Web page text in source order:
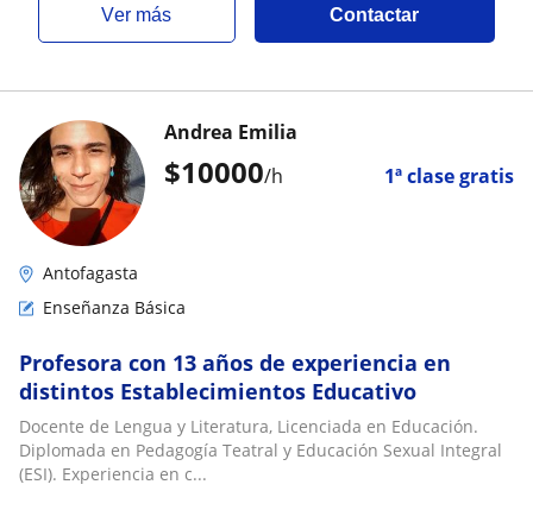
ver más Contactar
$10000/h 1ª clase gratis
Andrea Emilia
Antofagasta
Enseñanza Básica
Profesora con 13 años de experiencia en
distintos Establecimientos Educativo
Docente de Lengua y Literatura, Licenciada en Educación.
Diplomada en Pedagogía Teatral y Educación Sexual Integral
(ESI). Experiencia en c...